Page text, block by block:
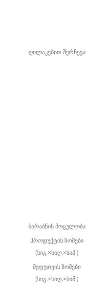
ღილაკებით შერჩევა
ბარაბნის მოცულობა
პროდუქტის ზომები
(სიგ.×სიღ.×სიმ.)
შეფუთვის ზომები
(სიგ.×სიღ.×სიმ.)